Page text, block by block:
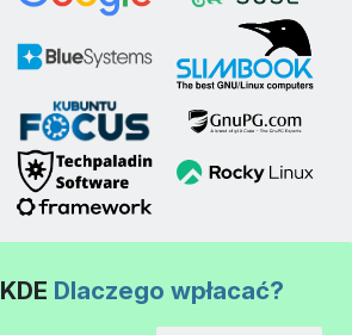
Dlaczego wpłacać?